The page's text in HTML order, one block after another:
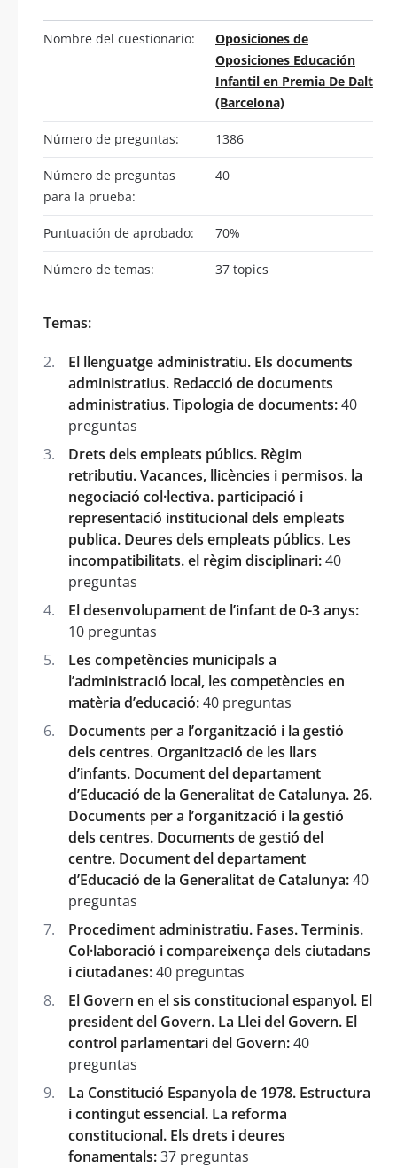
Nombre del cuestionario:
Oposiciones de
Oposiciones Educación
Infantil en Premia De Dalt
(Barcelona)
Número de preguntas: 1386
Número de preguntas
para la prueba:
40
Puntuación de aprobado: 70%
Número de temas: 37 topics
Temas:
El llenguatge administratiu. Els documents
administratius. Redacció de documents
administratius. Tipologia de documents:40
preguntas
Drets dels empleats públics. Règim
retributiu. Vacances, llicències i permisos. la
negociació col·lectiva. participació i
representació institucional dels empleats
publica. Deures dels empleats públics. Les
incompatibilitats. el règim disciplinari:40
preguntas
El desenvolupament de l’infant de 0-3 anys:
10 preguntas
Les competències municipals a
l’administració local, les competències en
matèria d’educació:40 preguntas
Documents per a l’organització i la gestió
dels centres. Organització de les llars
d’infants. Document del departament
d’Educació de la Generalitat de Catalunya. 26.
Documents per a l’organització i la gestió
dels centres. Documents de gestió del
centre. Document del departament
d’Educació de la Generalitat de Catalunya:40
preguntas
Procediment administratiu. Fases. Terminis.
Col·laboració i compareixença dels ciutadans
i ciutadanes:40 preguntas
El Govern en el sis constitucional espanyol. El
president del Govern. La Llei del Govern. El
control parlamentari del Govern:40
preguntas
La Constitució Espanyola de 1978. Estructura
i contingut essencial. La reforma
constitucional. Els drets i deures
fonamentals:37 preguntas